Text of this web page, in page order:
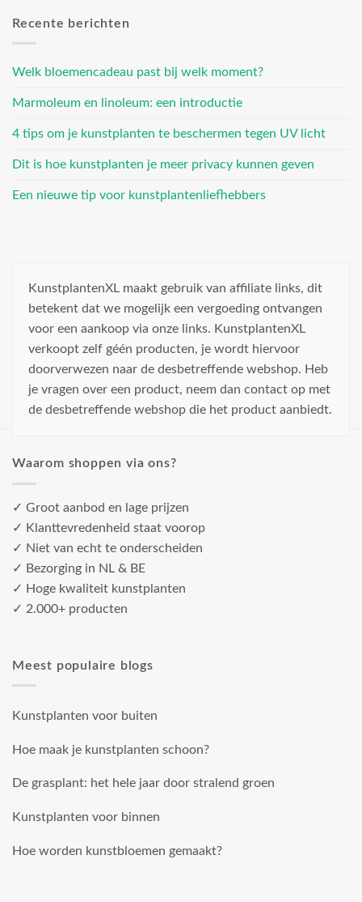
Recente berichten
Welk bloemencadeau past bij welk moment?
Marmoleum en linoleum: een introductie
4 tips om je kunstplanten te beschermen tegen UV licht
Dit is hoe kunstplanten je meer privacy kunnen geven
Een nieuwe tip voor kunstplantenliefhebbers
KunstplantenXL maakt gebruik van affiliate links, dit
betekent dat we mogelijk een vergoeding ontvangen
voor een aankoop via onze links. KunstplantenXL
verkoopt zelf géén producten, je wordt hiervoor
doorverwezen naar de desbetreffende webshop. Heb
je vragen over een product, neem dan contact op met
de desbetreffende webshop die het product aanbiedt.
Waarom shoppen via ons?
✓ Groot aanbod en lage prijzen
✓ Klanttevredenheid staat voorop
✓ Niet van echt te onderscheiden
✓ Bezorging in NL & BE
✓ Hoge kwaliteit kunstplanten
✓ 2.000+ producten
Meest populaire blogs
Kunstplanten voor buiten
Hoe maak je kunstplanten schoon?
De grasplant: het hele jaar door stralend groen
Kunstplanten voor binnen
Hoe worden kunstbloemen gemaakt?